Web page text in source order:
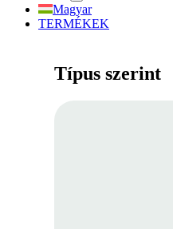
Magyar
TERMÉKEK
Típus szerint